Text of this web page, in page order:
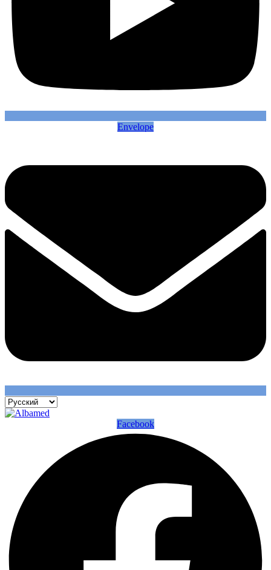
Envelope
Facebook